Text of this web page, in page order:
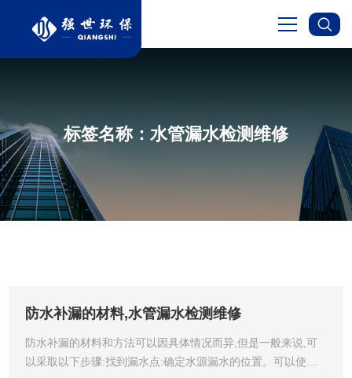
关于我们
新闻资讯
在线留言
联系我们
标签名称：水管漏水检测维修
防水补漏的材料,水管漏水检测维修
防水补漏的材料和方法可以因具体情况而异,但是一般来说,可
以采取以下步骤:找到漏水点:确定水源漏水的位置。可以使用